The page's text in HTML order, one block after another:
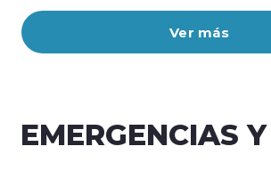
Ver más
EMERGENCIAS